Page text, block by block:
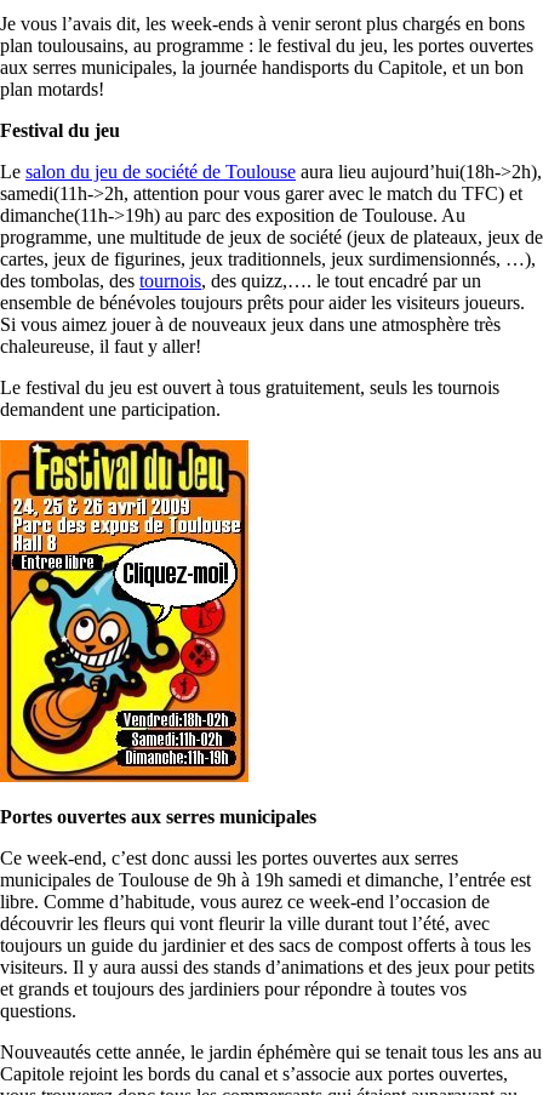
Je vous l’avais dit, les week-ends à venir seront plus chargés en bons
plan toulousains, au programme : le festival du jeu, les portes ouvertes
aux serres municipales, la journée handisports du Capitole, et un bon
plan motards!
Festival du jeu
Le salon du jeu de société de Toulouse aura lieu aujourd’hui(18h->2h),
samedi(11h->2h, attention pour vous garer avec le match du TFC) et
dimanche(11h->19h) au parc des exposition de Toulouse. Au
programme, une multitude de jeux de société (jeux de plateaux, jeux de
cartes, jeux de figurines, jeux traditionnels, jeux surdimensionnés, …),
des tombolas, des tournois, des quizz,…. le tout encadré par un
ensemble de bénévoles toujours prêts pour aider les visiteurs joueurs.
Si vous aimez jouer à de nouveaux jeux dans une atmosphère très
chaleureuse, il faut y aller!
Le festival du jeu est ouvert à tous gratuitement, seuls les tournois
demandent une participation.
Portes ouvertes aux serres municipales
Ce week-end, c’est donc aussi les portes ouvertes aux serres
municipales de Toulouse de 9h à 19h samedi et dimanche, l’entrée est
libre. Comme d’habitude, vous aurez ce week-end l’occasion de
découvrir les fleurs qui vont fleurir la ville durant tout l’été, avec
toujours un guide du jardinier et des sacs de compost offerts à tous les
visiteurs. Il y aura aussi des stands d’animations et des jeux pour petits
et grands et toujours des jardiniers pour répondre à toutes vos
questions.
Nouveautés cette année, le jardin éphémère qui se tenait tous les ans au
Capitole rejoint les bords du canal et s’associe aux portes ouvertes,